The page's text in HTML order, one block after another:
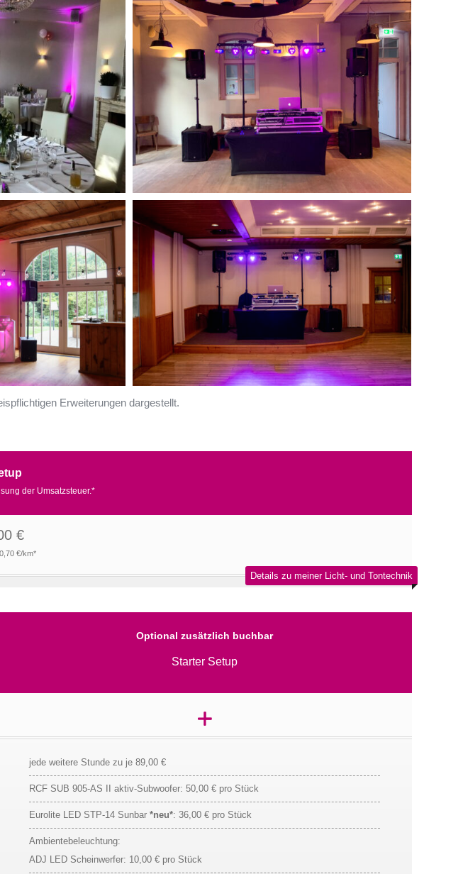
Erweiterungen dargestellt.
der Umsatzsteuer.*
€
€/km*
Details zu meiner Licht- und Tontechnik
Optional zusätzlich buchbar
Starter Setup
jede weitere Stunde zu je 89,00 €
RCF SUB 905-AS II aktiv-Subwoofer: 50,00 € pro Stück
Eurolite LED STP-14 Sunbar *neu*: 36,00 € pro Stück
Ambientebeleuchtung:
ADJ LED Scheinwerfer: 10,00 € pro Stück